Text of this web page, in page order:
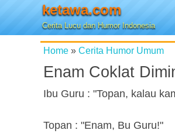
ketawa.com
Cerita Lucu dan Humor Indonesia
Home » Cerita Humor Umum
Enam Coklat
Ibu Guru : "Topan, kalau
Topan : "Enam, Bu Guru!"